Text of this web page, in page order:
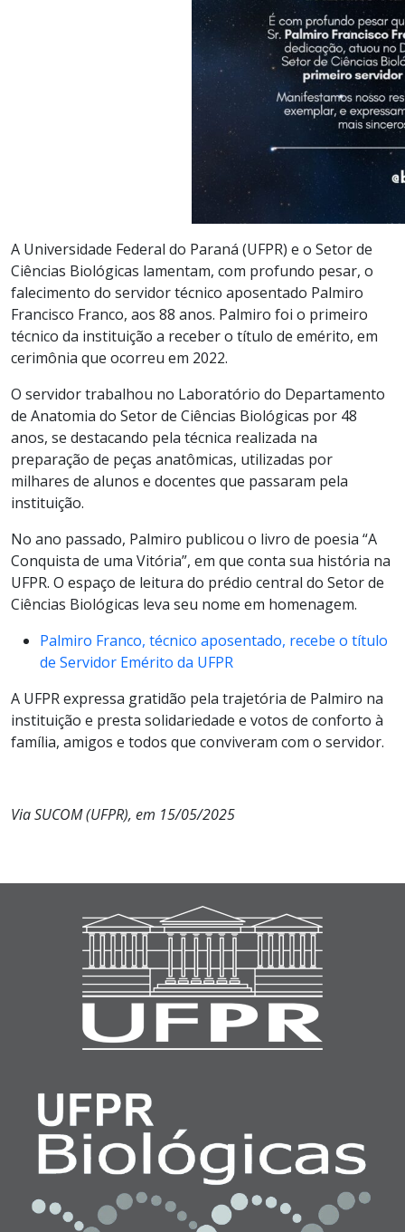
A Universidade Federal do Paraná (UFPR) e o Setor de
Ciências Biológicas lamentam, com profundo pesar, o
falecimento do servidor técnico aposentado Palmiro
Francisco Franco, aos 88 anos. Palmiro foi o primeiro
técnico da instituição a receber o título de emérito, em
cerimônia que ocorreu em 2022.
O servidor trabalhou no Laboratório do Departamento
de Anatomia do Setor de Ciências Biológicas por 48
anos, se destacando pela técnica realizada na
preparação de peças anatômicas, utilizadas por
milhares de alunos e docentes que passaram pela
instituição.
No ano passado, Palmiro publicou o livro de poesia “A
Conquista de uma Vitória”, em que conta sua história na
UFPR. O espaço de leitura do prédio central do Setor de
Ciências Biológicas leva seu nome em homenagem.
Palmiro Franco, técnico aposentado, recebe o título
de Servidor Emérito da UFPR
A UFPR expressa gratidão pela trajetória de Palmiro na
instituição e presta solidariedade e votos de conforto à
família, amigos e todos que conviveram com o servidor.
Via SUCOM (UFPR), em 15/05/2025